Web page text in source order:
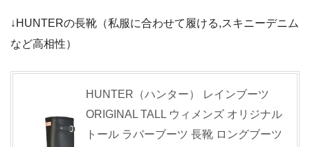
↓HUNTERの長靴（私服に合わせて履ける,スキニーデニム
など高相性）
HUNTER（ハンター） レインブーツ
ORIGINAL TALL ウィメンズ オリジナル
トール ラバーブーツ 長靴 ロングブーツ